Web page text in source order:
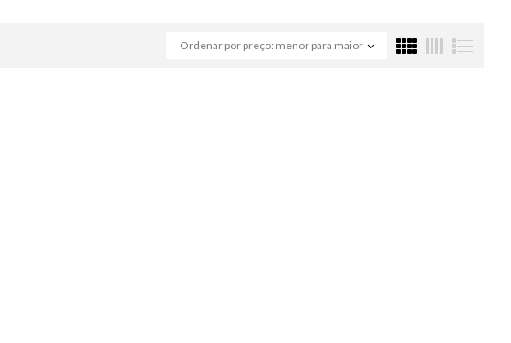
Ordenar por preço: menor para maior